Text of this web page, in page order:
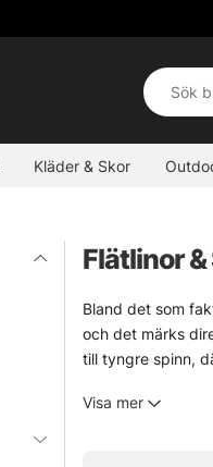
Kläder & Skor
Flätlinor
Bland det som
och det märks
till tyngre spinn,
spolstorlekar från
Visa mer